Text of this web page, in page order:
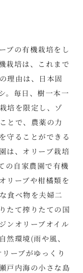
ブの有機栽培をし
栽培は、これまで
理由は、日本固
。毎日、樹一本一
培を限定し、ゾ
とで、農薬の力
守ることができる
は、オリーブ栽培
の自家農園で有機
リーブや柑橘類を
食べ物を夫婦二
たて搾りたての国
ンオリーブオイル
然環境(雨や風、
ーブがゆっくり
戸内海の小さな島